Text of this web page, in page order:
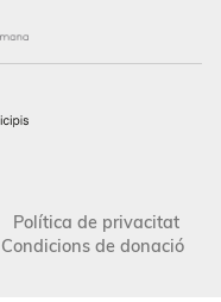
Política de privacitat
Condicions de donació